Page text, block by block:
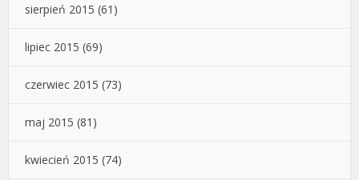
sierpień 2015 (61)
lipiec 2015 (69)
czerwiec 2015 (73)
maj 2015 (81)
kwiecień 2015 (74)